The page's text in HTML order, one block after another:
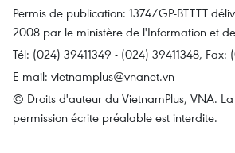
Permis de publication: 1374/GP-BTTTT
2008 par le ministère de l'Information et
Tél: (024) 39411349 - (024) 39411348, Fax:
E-mail: vietnamplus@vnanet.vn
© Droits d'auteur du VietnamPlus, VNA.
permission écrite préalable est interdite.